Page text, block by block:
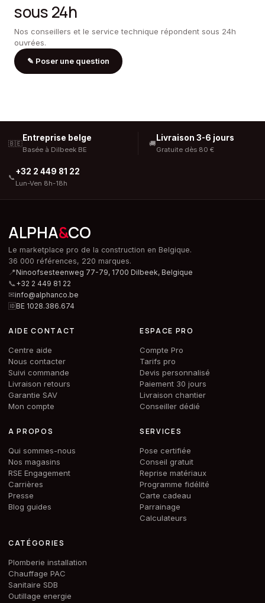
sous 24h
Nos conseillers et le service technique répondent sous 24h
ouvrées.
✎ Poser une question
🇧🇪
Entreprise belge
Basée à Dilbeek BE
🚚
Livraison 3-6 jours
Gratuite dès 80 €
📞
+32 2 449 81 22
Lun-Ven 8h-18h
ALPHA&CO
Le marketplace pro de la construction en Belgique.
36 000 références, 220 marques.
📍Ninoofsesteenweg 77-79, 1700 Dilbeek, Belgique
📞+32 2 449 81 22
✉info@alphanco.be
🆔BE 1028.386.674
AIDE CONTACT
Centre aide
Nous contacter
Suivi commande
Livraison retours
Garantie SAV
Mon compte
ESPACE PRO
Compte Pro
Tarifs pro
Devis personnalisé
Paiement 30 jours
Livraison chantier
Conseiller dédié
A PROPOS
Qui sommes-nous
Nos magasins
RSE Engagement
Carrières
Presse
Blog guides
SERVICES
Pose certifiée
Conseil gratuit
Reprise matériaux
Programme fidélité
Carte cadeau
Parrainage
Calculateurs
CATÉGORIES
Plomberie installation
Chauffage PAC
Sanitaire SDB
Outillage energie